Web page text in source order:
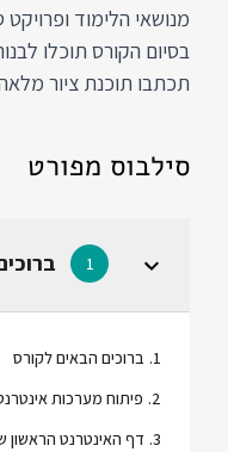
מנושאי הלימוד ופרויקט
תכתבו תוכנת ציור
סילבוס מפורט
1
1
. ברוכים הבאים לקורס
2
. פיתוח מערכות
3
. דף האינטרנט הראשון